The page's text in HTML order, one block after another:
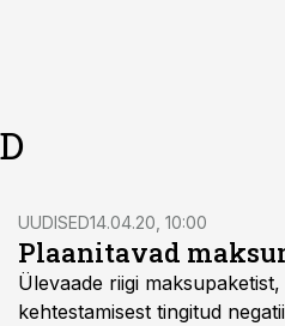
UUDISED14.04.20, 10:00
Plaanitavad
Ülevaade riigi
kehtestamisest tingitud